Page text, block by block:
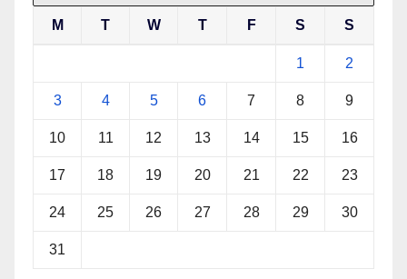
M T W T F S S
1 2
3 4 5 6 7 8 9
10 11 12 13 14 15 16
17 18 19 20 21 22 23
24 25 26 27 28 29 30
31